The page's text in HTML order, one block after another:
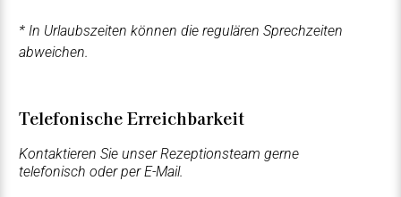
* In Urlaubszeiten können die regulären Sprechzeiten
abweichen.
Telefonische Erreichbarkeit
Kontaktieren Sie unser Rezeptionsteam gerne
telefonisch oder per E-Mail.